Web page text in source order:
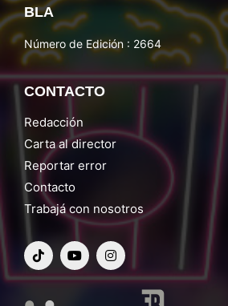
BLA
Número de Edición : 2664
CONTACTO
Redacción
Carta al director
Reportar error
Contacto
Trabajá con nosotros